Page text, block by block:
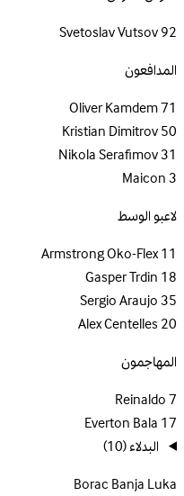
92
Svetoslav Vutsov
المدافعون
71
Oliver Kamdem
50
Kristian Dimitrov
31
Nikola Serafimov
3
Maicon
لاعبو الوسط
11
Armstrong Oko-Flex
18
Gasper Trdin
35
Sergio Araujo
20
Alex Centelles
المهاجمون
7
Reinaldo
17
Everton Bala
البدلاء(10)
Borac Banja Luka